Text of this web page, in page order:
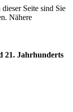
Seite sind Sie
Nähere
21. Jahrhunderts